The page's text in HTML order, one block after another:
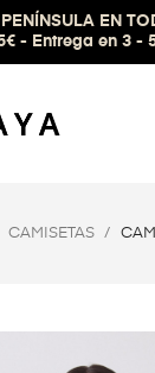
EN
- Entrega en 3
CAMISETAS